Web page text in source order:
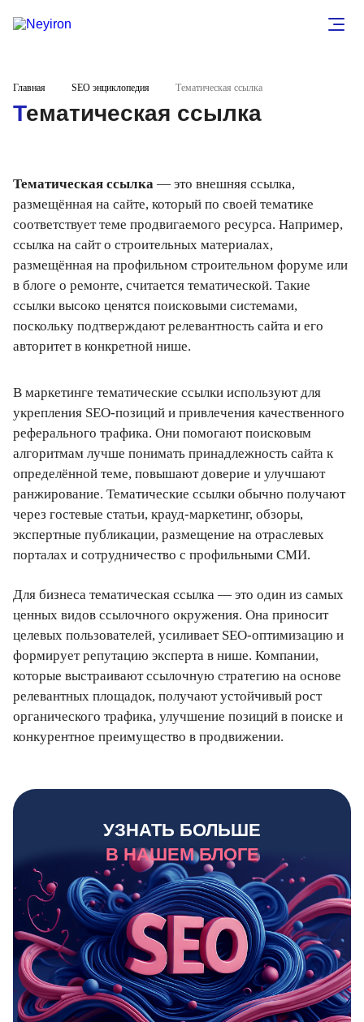
Главная SEO энциклопедия Тематическая ссылка
Тематическая ссылка
Тематическая ссылка — это внешняя ссылка,
размещённая на сайте, который по своей тематике
соответствует теме продвигаемого ресурса. Например,
ссылка на сайт о строительных материалах,
размещённая на профильном строительном форуме или
в блоге о ремонте, считается тематической. Такие
ссылки высоко ценятся поисковыми системами,
поскольку подтверждают релевантность сайта и его
авторитет в конкретной нише.
В маркетинге тематические ссылки используют для
укрепления SEO-позиций и привлечения качественного
реферального трафика. Они помогают поисковым
алгоритмам лучше понимать принадлежность сайта к
определённой теме, повышают доверие и улучшают
ранжирование. Тематические ссылки обычно получают
через гостевые статьи, крауд-маркетинг, обзоры,
экспертные публикации, размещение на отраслевых
порталах и сотрудничество с профильными СМИ.
Для бизнеса тематическая ссылка — это один из самых
ценных видов ссылочного окружения. Она приносит
целевых пользователей, усиливает SEO-оптимизацию и
формирует репутацию эксперта в нише. Компании,
которые выстраивают ссылочную стратегию на основе
релевантных площадок, получают устойчивый рост
органического трафика, улучшение позиций в поиске и
конкурентное преимущество в продвижении.
УЗНАТЬ БОЛЬШЕ
В НАШЕМ БЛОГЕ